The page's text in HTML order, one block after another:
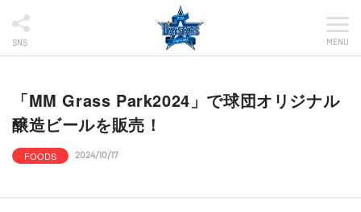
SNS MENU
「MM Grass Park2024」で球団オリジナル
醸造ビールを販売！
FOODS 2024/10/17